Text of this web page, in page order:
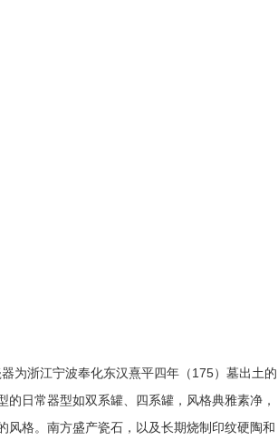
浙江宁波奉化东汉熹平四年（175）墓出土的
日常器型如双系罐、四系罐，风格典雅素净，
格。南方盛产瓷石，以及长期烧制印纹硬陶和